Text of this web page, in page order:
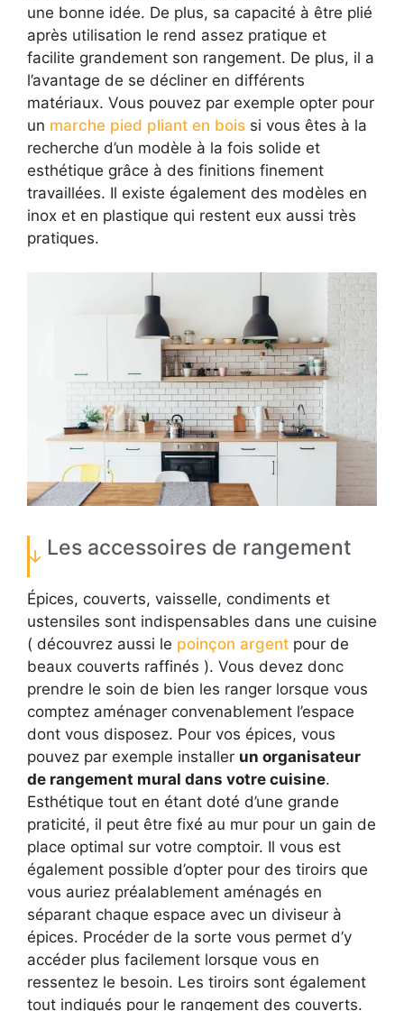
une bonne idée. De plus, sa capacité à être plié
après utilisation le rend assez pratique et
facilite grandement son rangement. De plus, il a
l’avantage de se décliner en différents
matériaux. Vous pouvez par exemple opter pour
un marche pied pliant en bois si vous êtes à la
recherche d’un modèle à la fois solide et
esthétique grâce à des finitions finement
travaillées. Il existe également des modèles en
inox et en plastique qui restent eux aussi très
pratiques.
Les accessoires de rangement
Épices, couverts, vaisselle, condiments et
ustensiles sont indispensables dans une cuisine
( découvrez aussi le poinçon argent pour de
beaux couverts raffinés ). Vous devez donc
prendre le soin de bien les ranger lorsque vous
comptez aménager convenablement l’espace
dont vous disposez. Pour vos épices, vous
pouvez par exemple installer un organisateur
de rangement mural dans votre cuisine.
Esthétique tout en étant doté d’une grande
praticité, il peut être fixé au mur pour un gain de
place optimal sur votre comptoir. Il vous est
également possible d’opter pour des tiroirs que
vous auriez préalablement aménagés en
séparant chaque espace avec un diviseur à
épices. Procéder de la sorte vous permet d’y
accéder plus facilement lorsque vous en
ressentez le besoin. Les tiroirs sont également
tout indiqués pour le rangement des couverts.